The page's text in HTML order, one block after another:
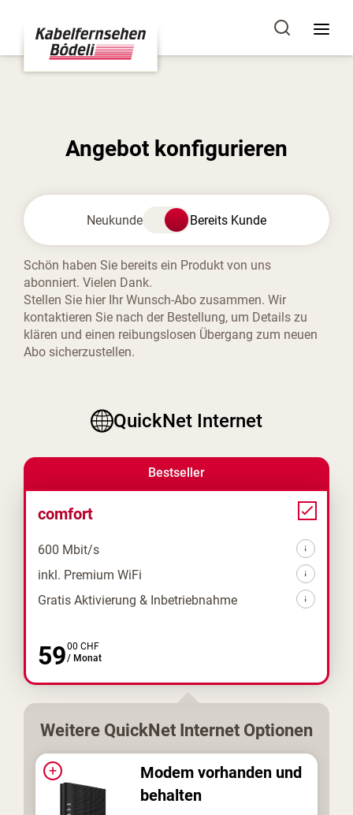
Angebot konfigurieren
Neukunde Bereits Kunde
Schön haben Sie bereits ein Produkt von uns
abonniert. Vielen Dank.
Stellen Sie hier Ihr Wunsch-Abo zusammen. Wir
kontaktieren Sie nach der Bestellung, um Details zu
klären und einen reibungslosen Übergang zum neuen
Abo sicherzustellen.
QuickNet Internet
Bestseller
comfort
600 Mbit/s
inkl. Premium WiFi
Gratis Aktivierung & Inbetriebnahme
5900 CHF
/ Monat
Weitere QuickNet Internet Optionen
+
Modem vorhanden und
behalten